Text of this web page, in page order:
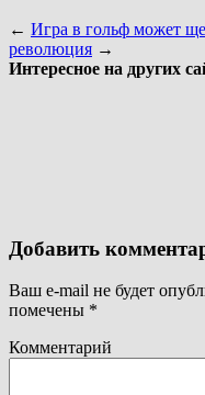
← Игра в гольф может
революция →
Интересное на других
Добавить
Ваш e-mail не будет
помечены *
Комментарий